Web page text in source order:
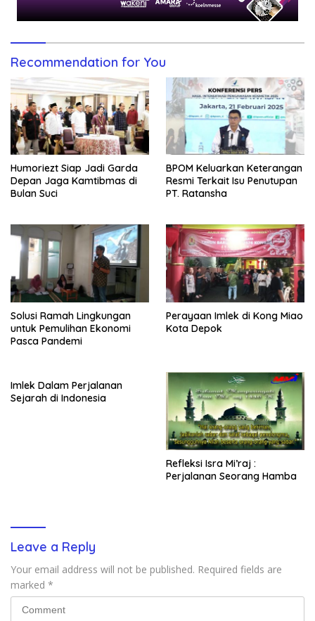
Recommendation for You
Humoriezt Siap Jadi Garda
Depan Jaga Kamtibmas di
Bulan Suci
BPOM Keluarkan Keterangan
Resmi Terkait Isu Penutupan
PT. Ratansha
Solusi Ramah Lingkungan
untuk Pemulihan Ekonomi
Pasca Pandemi
Perayaan Imlek di Kong Miao
Kota Depok
Imlek Dalam Perjalanan
Sejarah di Indonesia
Refleksi Isra Mi’raj :
Perjalanan Seorang Hamba
Leave a Reply
Your email address will not be published. Required fields are
marked *